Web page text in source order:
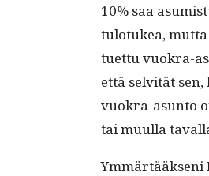
10% saa
tu­lo­tukea,
tuet­tu vuokra-
että selvität
vuokra-asun­to
tai muul­la
Ymmärtääk­seni